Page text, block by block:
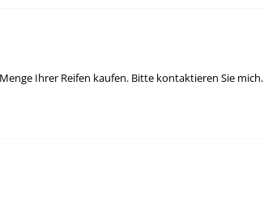
Ihrer Reifen kaufen. Bitte kontaktieren Sie mich.